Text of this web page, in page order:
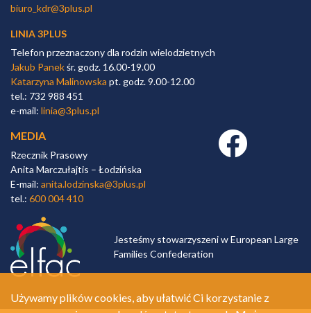
biuro_kdr@3plus.pl
LINIA 3PLUS
Telefon przeznaczony dla rodzin wielodzietnych
Jakub Panekśr. godz. 16.00-19.00
Katarzyna Malinowska pt. godz. 9.00-12.00
tel.: 732 988 451
e-mail: linia@3plus.pl
MEDIA
Rzecznik Prasowy
Anita Marczułajtis – Łodzińska
E-mail: anita.lodzinska@3plus.pl
tel.: 600 004 410
Facebook link
Jesteśmy stowarzyszeni w European Large
Families Confederation
Używamy plików cookies, aby ułatwić Ci korzystanie z